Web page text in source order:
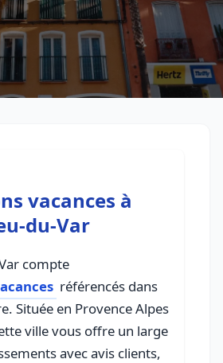
vacances à
du-Var
compte
référencés dans
Située en Provence Alpes
ville vous offre un large
avec avis clients,